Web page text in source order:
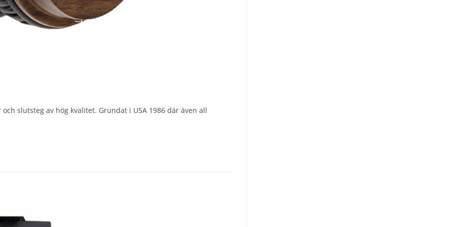
slutsteg av hög kvalitet. Grundat i USA 1986 där även all